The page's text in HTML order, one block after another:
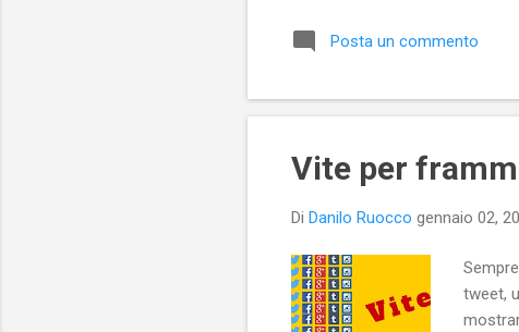
Posta un commento
Vite per
Di Danilo Ruocco gennaio 02,
tweet,